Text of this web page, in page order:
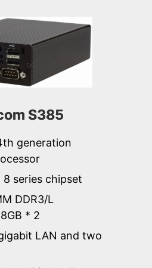
S385
generation
series chipset
DDR3/L
* 2
LAN and two